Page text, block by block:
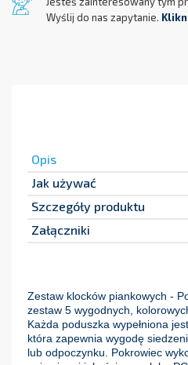
Wyślij do nas zapytanie.
Opis
Jak używać
Szczegóły produktu
Załączniki
Zestaw klocków piankowych -
zestaw 5 wygodnych,
Każda poduszka wypełniona
która zapewnia wygodę
lub odpoczynku. Pokrowiec